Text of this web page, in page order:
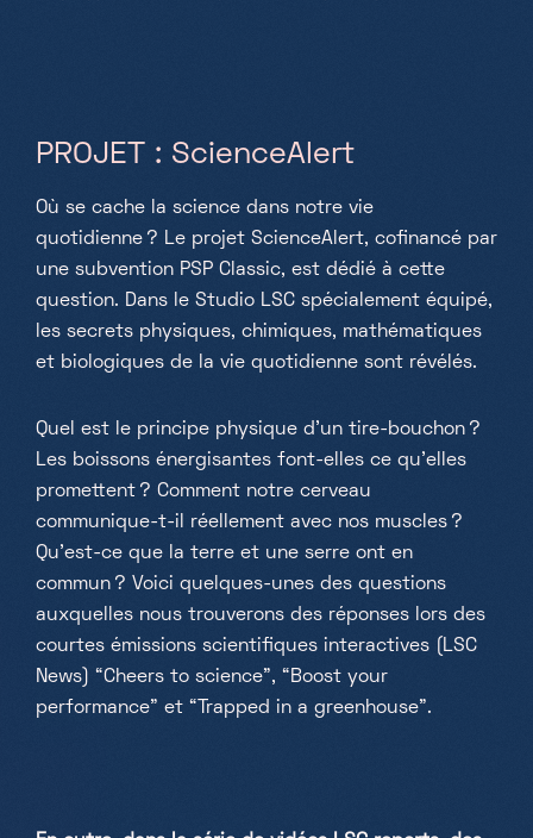
PROJET : ScienceAlert
Où se cache la science dans notre vie
quotidienne ? Le projet ScienceAlert, cofinancé par
une subvention PSP Classic, est dédié à cette
question. Dans le Studio LSC spécialement équipé,
les secrets physiques, chimiques, mathématiques
et biologiques de la vie quotidienne sont révélés.
Quel est le principe physique d'un tire-bouchon ?
Les boissons énergisantes font-elles ce qu'elles
promettent ? Comment notre cerveau
communique-t-il réellement avec nos muscles ?
Qu'est-ce que la terre et une serre ont en
commun ? Voici quelques-unes des questions
auxquelles nous trouverons des réponses lors des
courtes émissions scientifiques interactives (LSC
News) “Cheers to science”, “Boost your
performance” et “Trapped in a greenhouse”.